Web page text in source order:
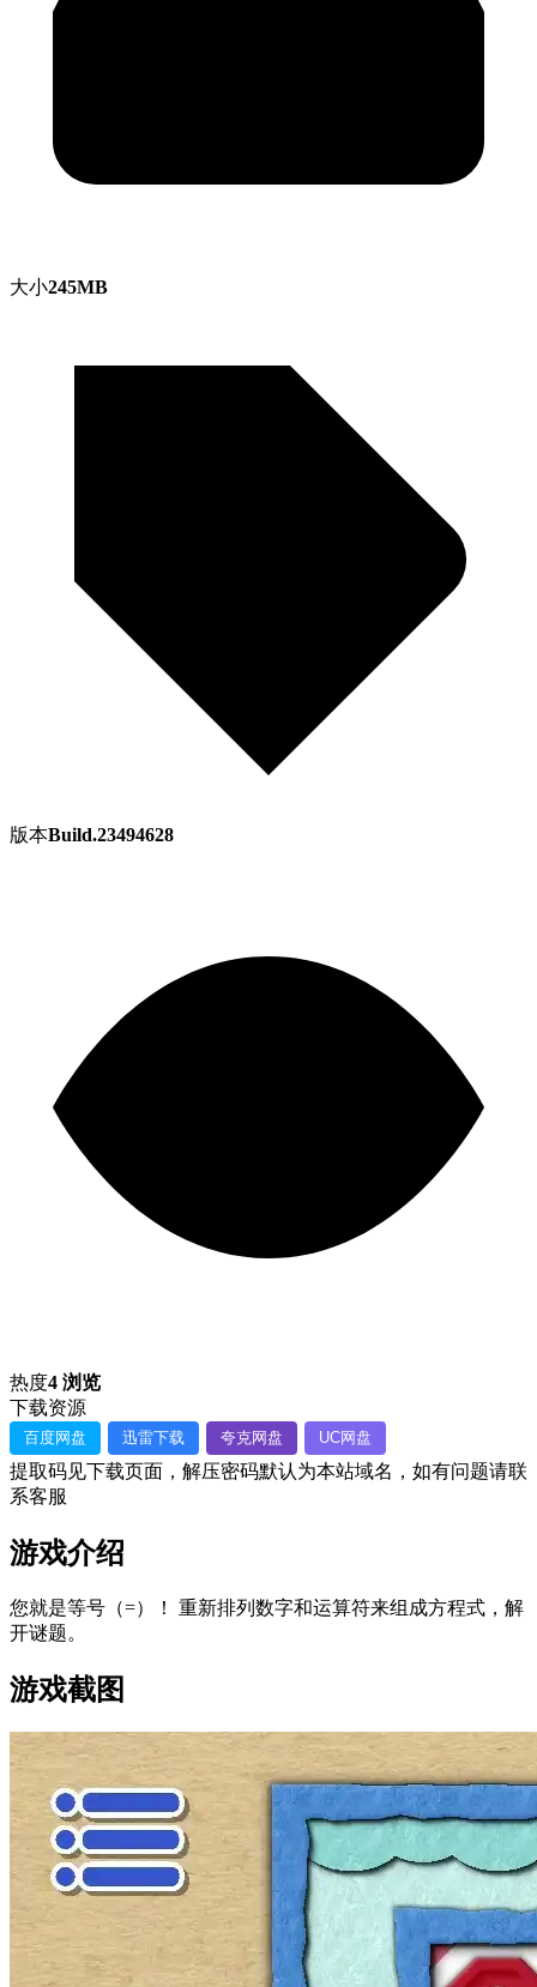
大小245MB
版本Build.23494628
热度4 浏览
下载资源
百度网盘 迅雷下载 夸克网盘 UC网盘
提取码见下载页面，解压密码默认为本站域名，如有问题请联
系客服
游戏介绍
您就是等号（=）！ 重新排列数字和运算符来组成方程式，解
开谜题。
游戏截图